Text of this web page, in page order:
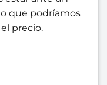
que podríamos
precio.